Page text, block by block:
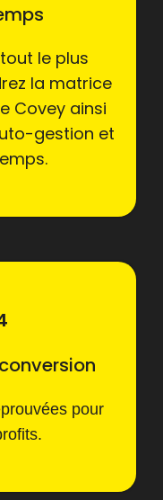
le plus
la matrice
Covey ainsi
gestion et
pour